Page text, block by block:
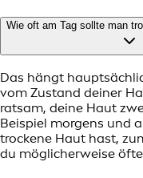
Wie oft am Tag sollte man
Das hängt
vom Zustand deiner
ratsam, deine Haut
Beispiel morgens und
trockene Haut hast,
du möglicherweise